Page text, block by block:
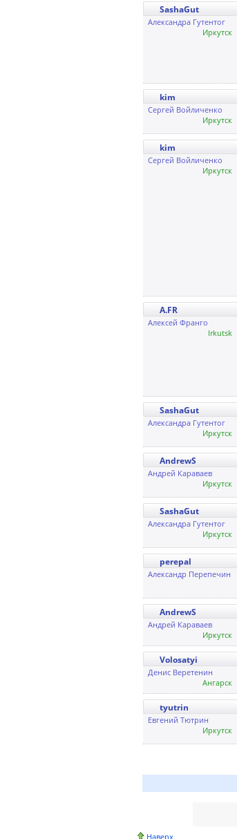
SashaGut
Александра Гутентог
Иркутск
kim
Сергей Войличенко
Иркутск
kim
Сергей Войличенко
Иркутск
A.FR
Алексей Франго
Irkutsk
SashaGut
Александра Гутентог
Иркутск
AndrewS
Андрей Караваев
Иркутск
SashaGut
Александра Гутентог
Иркутск
perepal
Александр Перепечин
AndrewS
Андрей Караваев
Иркутск
Volosatyi
Денис Веретенин
Ангарск
tyutrin
Евгений Тютрин
Иркутск
Наверх